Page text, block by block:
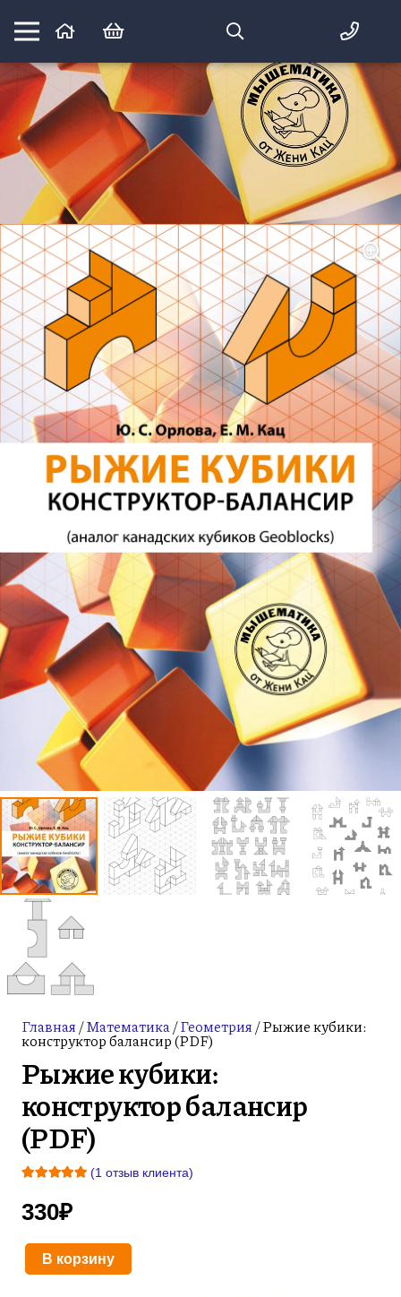
Математика вприпрыжку:
идеи и игры для детей и их родителей
Главная/Математика/Геометрия/ Рыжие кубики:
конструктор балансир (PDF)
Рыжие кубики:
конструктор балансир
(PDF)
1
пользователя
(1 отзыв клиента)
330₽
Количество
В корзину